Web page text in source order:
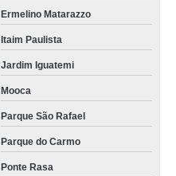
Ermelino Matarazzo
Itaim Paulista
Jardim Iguatemi
Mooca
Parque São Rafael
Parque do Carmo
Ponte Rasa